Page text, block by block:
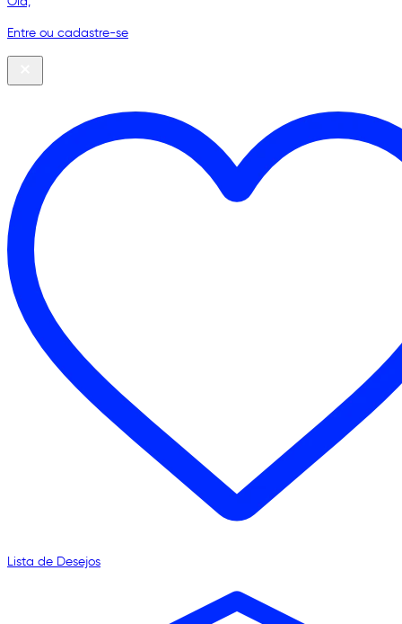
Entre ou cadastre-se
Lista de Desejos